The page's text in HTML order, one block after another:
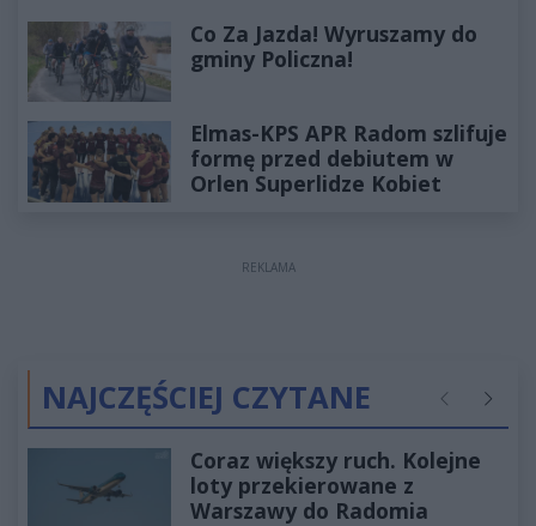
Co Za Jazda! Wyruszamy do
gminy Policzna!
Elmas-KPS APR Radom szlifuje
formę przed debiutem w
Orlen Superlidze Kobiet
REKLAMA
NAJCZĘŚCIEJ CZYTANE Poprzednie
Coraz większy ruch. Kolejne
loty przekierowane z
Warszawy do Radomia